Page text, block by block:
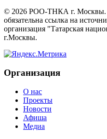
© 2026 РОО-ТНКА г. Москвы.
обязательна ссылка на
организация "Татарская
г.Москвы.
Организация
О нас
Проекты
Новости
Афиша
Медиа